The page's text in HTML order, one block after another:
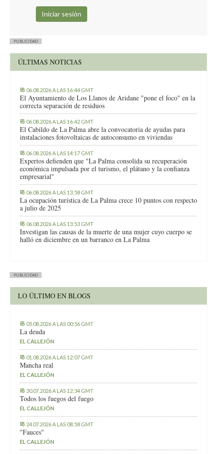
PUBLICIDAD
ÚLTIMAS NOTICIAS
06.08.2026 A LAS 16:44 GMT
El Ayuntamiento de Los Llanos de Aridane "pone el foco" en la
correcta separación de residuos
06.08.2026 A LAS 16:42 GMT
El Cabildo de La Palma abre la convocatoria de ayudas para
instalaciones fotovoltaicas de autoconsumo en viviendas
06.08.2026 A LAS 14:17 GMT
Expertos defienden que "La Palma consolida su recuperación
económica impulsada por el turismo, el plátano y la confianza
empresarial"
06.08.2026 A LAS 13:58 GMT
La ocupación turística de La Palma crece 10 puntos con respecto
a julio de 2025
06.08.2026 A LAS 13:53 GMT
Investigan las causas de la muerte de una mujer cuyo cuerpo se
halló en diciembre en un barranco en La Palma
PUBLICIDAD
LO ÚLTIMO EN BLOGS
05.08.2026 A LAS 00:56 GMT
La deuda
EL CALLEJÓN
01.08.2026 A LAS 12:07 GMT
Mancha real
EL CALLEJÓN
30.07.2026 A LAS 12:34 GMT
Todos los fuegos del fuego
EL CALLEJÓN
24.07.2026 A LAS 08:58 GMT
"Fauces"
EL CALLEJÓN